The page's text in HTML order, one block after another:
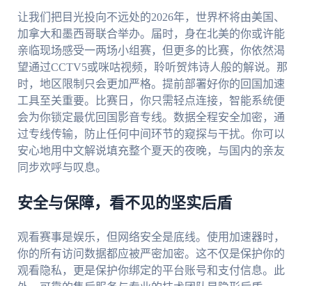
让我们把目光投向不远处的2026年，世界杯将由美国、
加拿大和墨西哥联合举办。届时，身在北美的你或许能
亲临现场感受一两场小组赛，但更多的比赛，你依然渴
望通过CCTV5或咪咕视频，聆听贺炜诗人般的解说。那
时，地区限制只会更加严格。提前部署好你的回国加速
工具至关重要。比赛日，你只需轻点连接，智能系统便
会为你锁定最优回国影音专线。数据全程安全加密，通
过专线传输，防止任何中间环节的窥探与干扰。你可以
安心地用中文解说填充整个夏天的夜晚，与国内的亲友
同步欢呼与叹息。
安全与保障，看不见的坚实后盾
观看赛事是娱乐，但网络安全是底线。使用加速器时，
你的所有访问数据都应被严密加密。这不仅是保护你的
观看隐私，更是保护你绑定的平台账号和支付信息。此